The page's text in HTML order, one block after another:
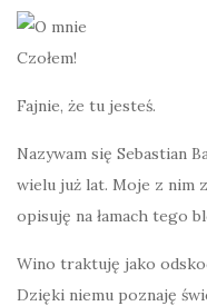
Czołem!
Fajnie, że tu jesteś.
Nazywam się Sebastian
wielu już lat. Moje z nim
opisuję na łamach tego
Wino traktuję jako
Dzięki niemu poznaję